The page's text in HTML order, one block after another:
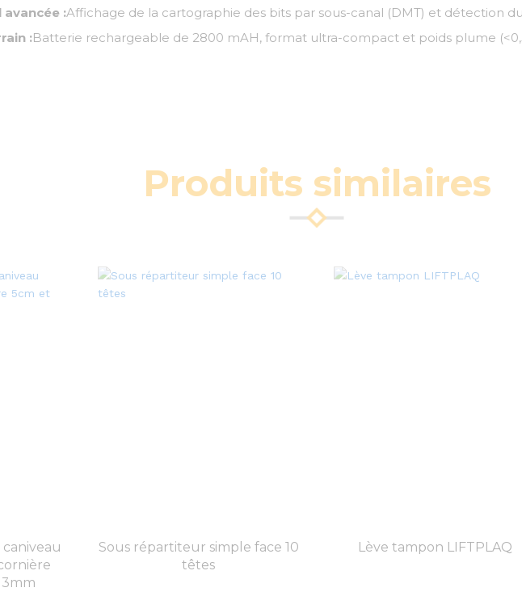
avancée :Affichage de la cartographie des bits par sous-canal (DMT) et détection
:Batterie rechargeable de 2800 mAH, format ultra-compact et poids plume
Produits similaires
Sous répartiteur simple face 10
têtes
Lève tampon LIFTPLAQ